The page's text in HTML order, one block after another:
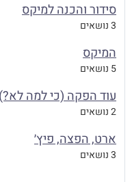
סידור והכנה למיקס
3 נושאים
המיקס
5 נושאים
עוד הפקה (כי למה לא?)
2 נושאים
ארט, הפצה, פיץ׳
3 נושאים